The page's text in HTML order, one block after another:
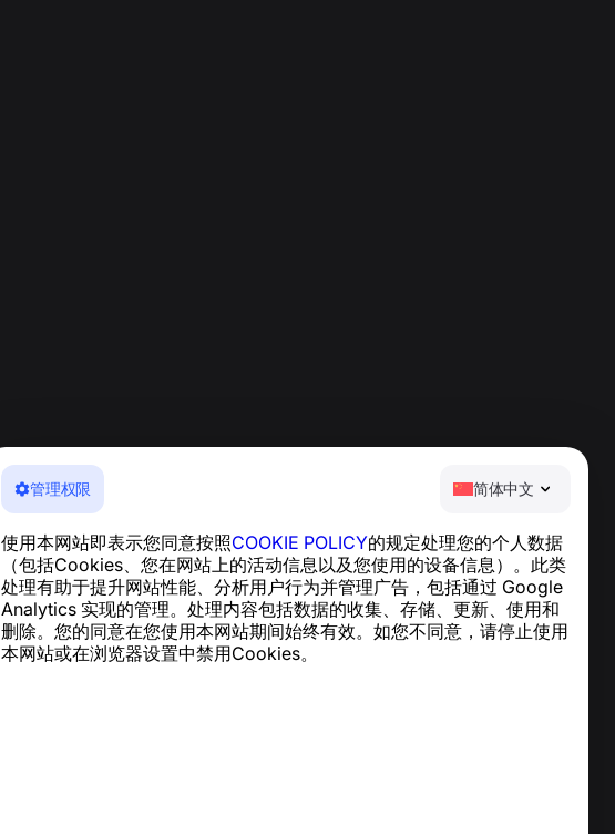
管理权限 简体中文
使用本网站即表示您同意按照COOKIE POLICY的规定处理您的个人数据
（包括Cookies、您在网站上的活动信息以及您使用的设备信息）。此类
处理有助于提升网站性能、分析用户行为并管理广告，包括通过 Google
Analytics 实现的管理。处理内容包括数据的收集、存储、更新、使用和
删除。您的同意在您使用本网站期间始终有效。如您不同意，请停止使用
本网站或在浏览器设置中禁用Cookies。
帮助中心
新闻与文章
关于项目
联系方式